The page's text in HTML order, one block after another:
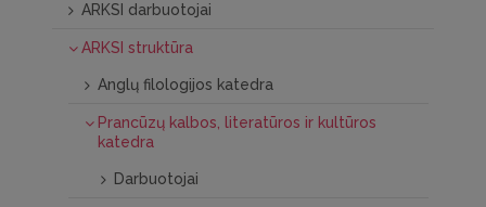
ARKSI darbuotojai
ARKSI struktūra
Anglų filologijos katedra
Prancūzų kalbos, literatūros ir kultūros
katedra
Darbuotojai